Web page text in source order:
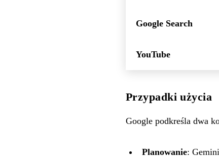
Google Search
YouTube
Przypadki użycia
Google podkreśla dwa
Planowanie: